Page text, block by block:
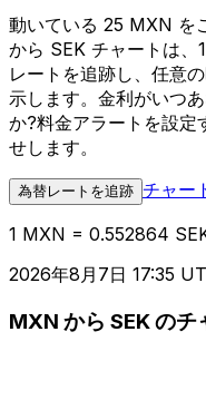
動いている 25 MXN を
から SEK チャートは、
レートを追跡し、任意
示します。金利がいつ
か?料金アラートを設定
せします。
為替レートを追跡 チャー
1 MXN = 0.552864
2026年8月7日 17:35
MXN から SEK のチ